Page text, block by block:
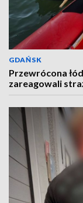
GDAŃSK
Przewrócona
zareagowali